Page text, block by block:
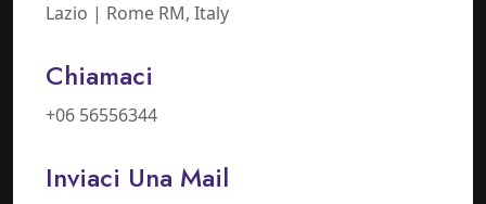
Lazio | Rome RM, Italy
Chiamaci
+06 56556344
Inviaci Una Mail